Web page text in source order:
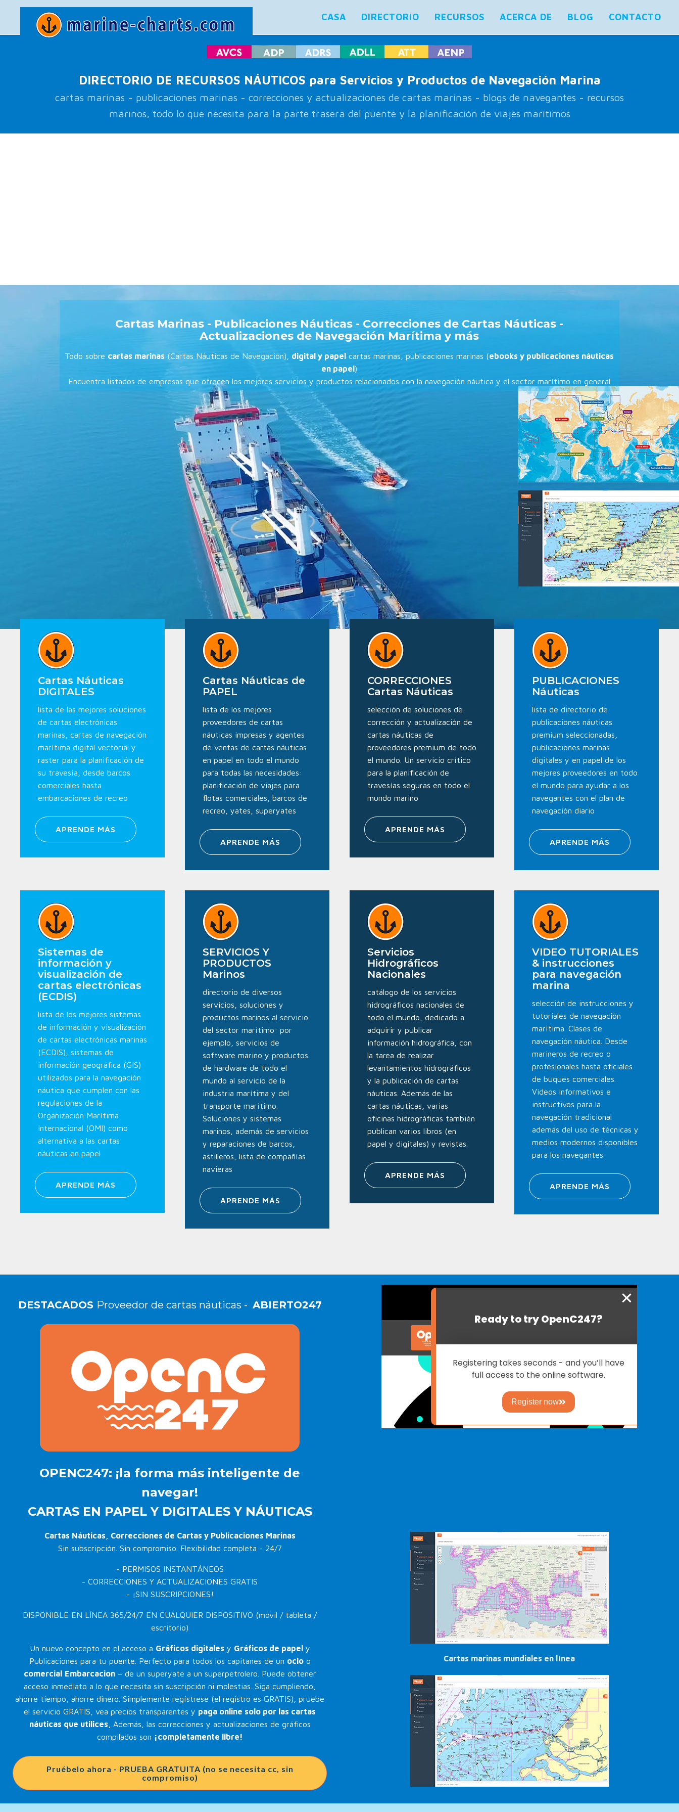
CASA DIRECTORIO RECURSOS ACERCA DE BLOG CONTACTO
DIRECTORIO DE RECURSOS NÁUTICOS para Servicios y Productos de Navegación Marina
cartas marinas - publicaciones marinas - correcciones y actualizaciones de cartas marinas - blogs de navegantes - recursos
marinos, todo lo que necesita para la parte trasera del puente y la planificación de viajes marítimos
Cartas Marinas - Publicaciones Náuticas - Correcciones de Cartas Náuticas -
Actualizaciones de Navegación Marítima y más
Todo sobre cartas marinas (Cartas Náuticas de Navegación), digital y papel cartas marinas, publicaciones marinas (ebooks y publicaciones náuticas
en papel)
Encuentra listados de empresas que ofrecen los mejores servicios y productos relacionados con la navegación náutica y el sector marítimo en general
Cartas Náuticas
DIGITALES
lista de las mejores soluciones
de cartas electrónicas
marinas, cartas de navegación
marítima digital vectorial y
raster para la planificación de
su travesía, desde barcos
comerciales hasta
embarcaciones de recreo
APRENDE MÁS
Cartas Náuticas de
PAPEL
lista de los mejores
proveedores de cartas
náuticas impresas y agentes
de ventas de cartas náuticas
en papel en todo el mundo
para todas las necesidades:
planificación de viajes para
flotas comerciales, barcos de
recreo, yates, superyates
APRENDE MÁS
CORRECCIONES
Cartas Náuticas
selección de soluciones de
corrección y actualización de
cartas náuticas de
proveedores premium de todo
el mundo. Un servicio crítico
para la planificación de
travesías seguras en todo el
mundo marino
APRENDE MÁS
PUBLICACIONES
Náuticas
lista de directorio de
publicaciones náuticas
premium seleccionadas,
publicaciones marinas
digitales y en papel de los
mejores proveedores en todo
el mundo para ayudar a los
navegantes con el plan de
navegación diario
APRENDE MÁS
Sistemas de
información y
visualización de
cartas electrónicas
(ECDIS)
lista de los mejores sistemas
de información y visualización
de cartas electrónicas marinas
(ECDIS), sistemas de
información geográfica (GIS)
utilizados para la navegación
náutica que cumplen con las
regulaciones de la
Organización Marítima
Internacional (OMI) como
alternativa a las cartas
náuticas en papel
APRENDE MÁS
SERVICIOS Y
PRODUCTOS
Marinos
directorio de diversos
servicios, soluciones y
productos marinos al servicio
del sector marítimo: por
ejemplo, servicios de
software marino y productos
de hardware de todo el
mundo al servicio de la
industria marítima y del
transporte marítimo.
Soluciones y sistemas
marinos, además de servicios
y reparaciones de barcos,
astilleros, lista de compañías
navieras
APRENDE MÁS
Servicios
Hidrográficos
Nacionales
catálogo de los servicios
hidrográficos nacionales de
todo el mundo, dedicado a
adquirir y publicar
información hidrográfica, con
la tarea de realizar
levantamientos hidrográficos
y la publicación de cartas
náuticas. Además de las
cartas náuticas, varias
oficinas hidrográficas también
publican varios libros (en
papel y digitales) y revistas.
APRENDE MÁS
VIDEO TUTORIALES
& instrucciones
para navegación
marina
selección de instrucciones y
tutoriales de navegación
marítima. Clases de
navegación náutica. Desde
marineros de recreo o
profesionales hasta oficiales
de buques comerciales.
Videos informativos e
instructivos para la
navegación tradicional
además del uso de técnicas y
medios modernos disponibles
para los navegantes
APRENDE MÁS
DESTACADOS Proveedor de cartas náuticas - ABIERTO247
OPENC247: ¡la forma más inteligente de
navegar!
CARTAS EN PAPEL Y DIGITALES Y NÁUTICAS
Cartas Náuticas, Correcciones de Cartas y Publicaciones Marinas
Sin subscripción. Sin compromiso. Flexibilidad completa - 24/7
- PERMISOS INSTANTÁNEOS
- CORRECCIONES Y ACTUALIZACIONES GRATIS
- ¡SIN SUSCRIPCIONES!
DISPONIBLE EN LÍNEA 365/24/7 EN CUALQUIER DISPOSITIVO (móvil / tableta /
escritorio)
Un nuevo concepto en el acceso a Gráficos digitales y Gráficos de papely
Publicaciones para tu puente. Perfecto para todos los capitanes de un ocioo
comercial Embarcacion– de un superyate a un superpetrolero. Puede obtener
acceso inmediato a lo que necesita sin suscripción ni molestias. Siga cumpliendo,
ahorre tiempo, ahorre dinero. Simplemente regístrese (el registro es GRATIS), pruebe
el servicio GRATIS, vea precios transparentes y paga online solo por las cartas
náuticas que utilices, Además, las correcciones y actualizaciones de gráficos
compilados son ¡completamente libre!
Pruébelo ahora - PRUEBA GRATUITA (no se necesita cc, sin
compromiso)
Cartas marinas mundiales en línea